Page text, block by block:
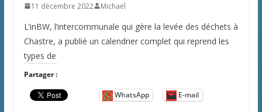
11 décembre 2022 Michaël
L’inBW, l’intercommunale qui gère la levée des déchets à
Chastre, a publié un calendrier complet qui reprend les
types de
Partager :
WhatsApp E-mail